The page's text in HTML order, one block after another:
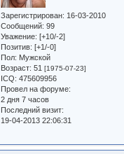
Зарегистрирован: 16-03-2010
Сообщений: 99
Уважение: [+10/-2]
Позитив: [+1/-0]
Пол: Мужской
Возраст: 51 [1975-07-23]
ICQ: 475609956
Провел на форуме:
2 дня 7 часов
Последний визит:
19-04-2013 22:06:31